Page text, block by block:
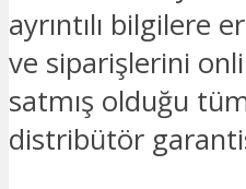
ayrıntılı bilgilere
ve siparişlerini
satmış olduğu
distribütör